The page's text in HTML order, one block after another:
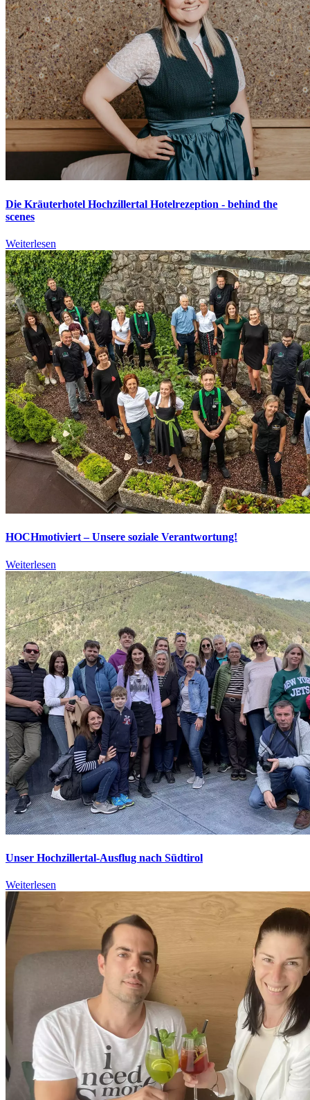
Die Kräuterhotel Hochzillertal Hotelrezeption - behind the
scenes
Weiterlesen
HOCHmotiviert – Unsere soziale Verantwortung!
Weiterlesen
Unser Hochzillertal-Ausflug nach Südtirol
Weiterlesen